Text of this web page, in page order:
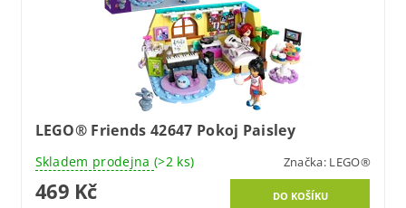
LEGO® Friends 42647 Pokoj Paisley
Skladem prodejna (>2 ks) Značka: LEGO®
469 Kč